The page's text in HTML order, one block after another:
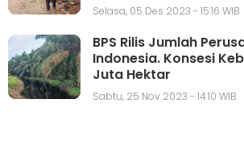
Selasa, 05 Des 2023 - 15:16 WIB
BPS Rilis Jumlah
Indonesia. Konsesi
Juta Hektar
Sabtu, 25 Nov 2023 - 14:10 WIB